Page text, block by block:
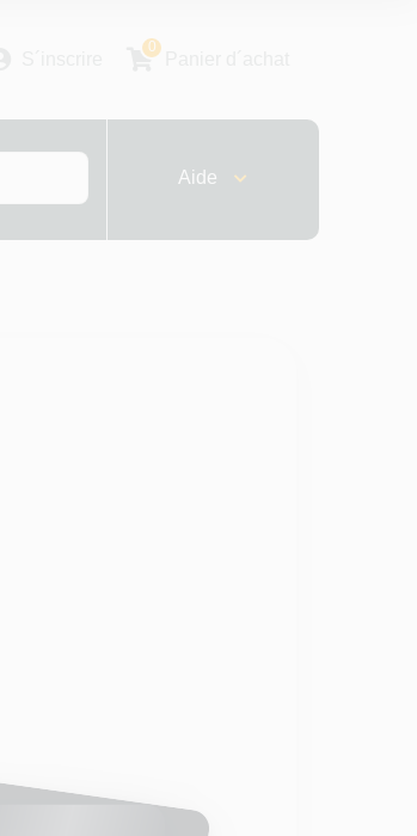
0
Aide